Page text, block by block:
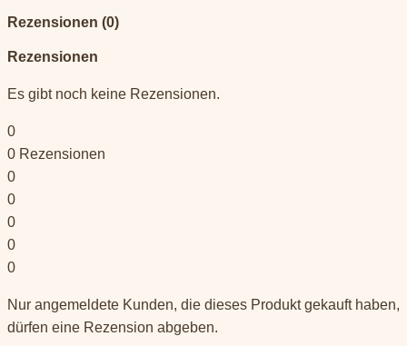
Rezensionen (0)
Rezensionen
Es gibt noch keine Rezensionen.
0
0 Rezensionen
0
0
0
0
0
Nur angemeldete Kunden, die dieses Produkt gekauft haben,
dürfen eine Rezension abgeben.